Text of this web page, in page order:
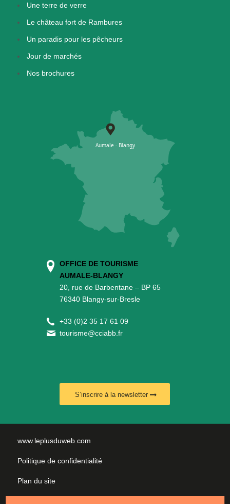
Une terre de verre
Le château fort de Rambures
Un paradis pour les pêcheurs
Jour de marchés
Nos brochures
OFFICE DE TOURISME
AUMALE-BLANGY
20, rue de Barbentane – BP 65
76340 Blangy-sur-Bresle
+33 (0)2 35 17 61 09
tourisme@cciabb.fr
S’inscrire à la newsletter
www.leplusduweb.com
Politique de confidentialité
Plan du site